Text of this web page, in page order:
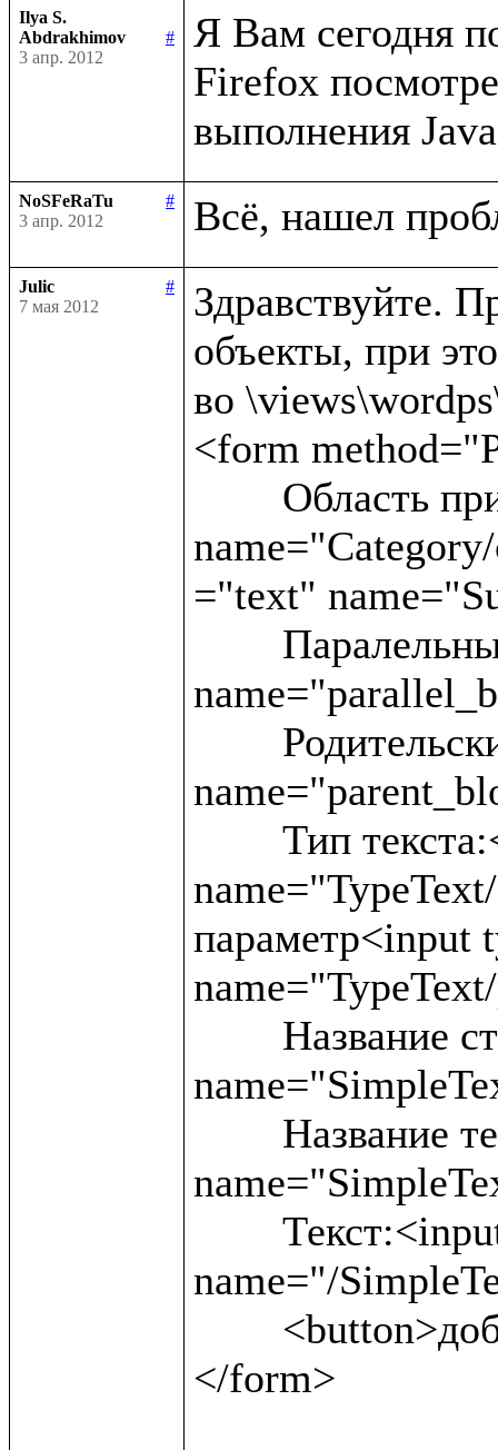
Ilya S.
Abdrakhimov
#
3 апр. 2012
Я Вам сегодня
Firefox
NoSFeRaTu
#
3 апр. 2012
Julic
#
7 мая 2012
Здравствуйте.
объекты, при
во
<form
="text"
параметр<input
name="/
</form>